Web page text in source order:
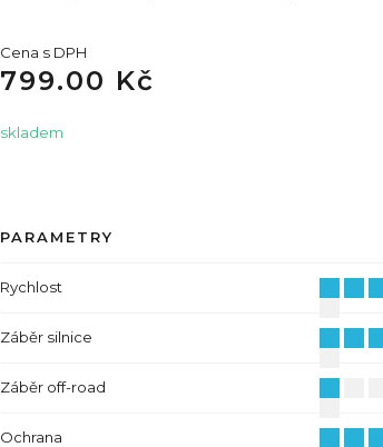
Cena s DPH
799.00 Kč
skladem
PARAMETRY
Rychlost
Záběr silnice
Záběr off-road
Ochrana